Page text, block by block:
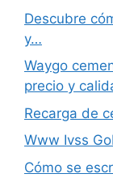
Descubre
y…
Waygo
precio y
Recarga de
Www Ivss
Cómo se